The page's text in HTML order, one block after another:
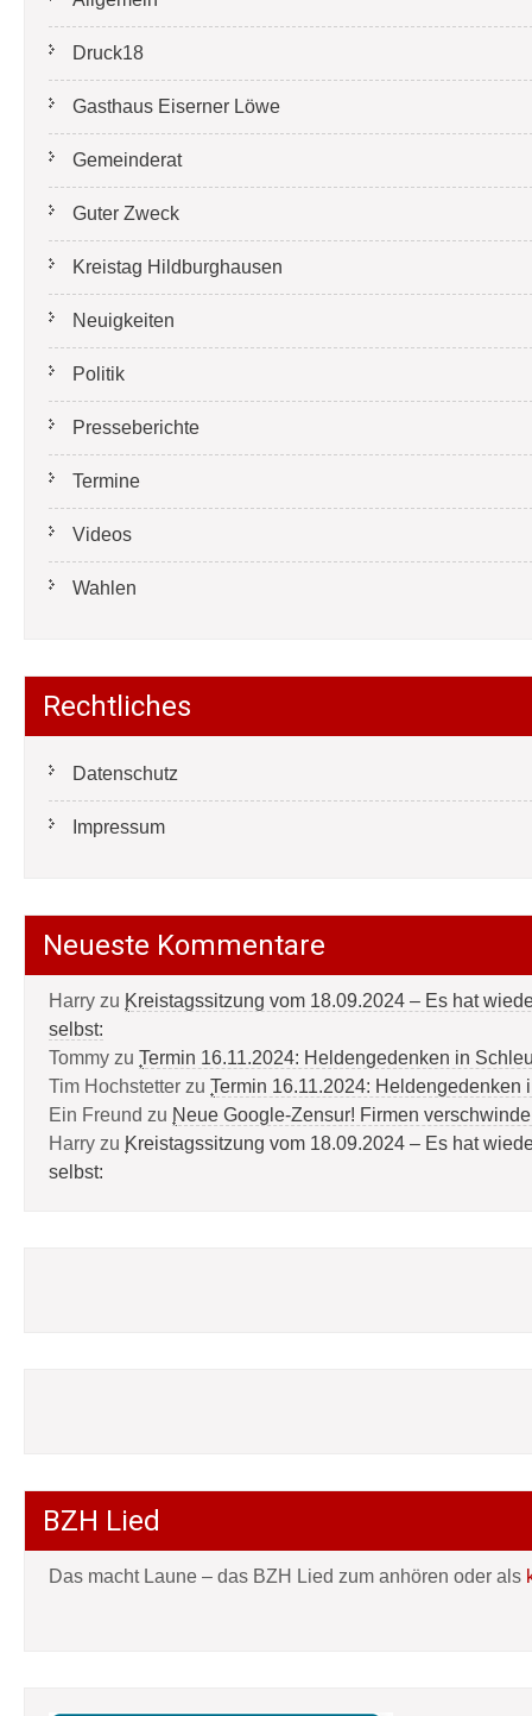
Druck18
Gasthaus Eiserner Löwe
Gemeinderat
Guter Zweck
Kreistag Hildburghausen
Neuigkeiten
Politik
Presseberichte
Termine
Videos
Wahlen
Rechtliches
Datenschutz
Impressum
Neueste Kommentare
Harry zu Kreistagssitzung vom 18.09.2024 – Es hat
selbst:
Tommy zu Termin 16.11.2024: Heldengedenken in
Tim Hochstetter zu Termin 16.11.2024: Heldengedenken
Ein Freund zu Neue Google-Zensur! Firmen
Harry zu Kreistagssitzung vom 18.09.2024 – Es hat
selbst:
BZH Lied
Das macht Laune – das BZH Lied zum anhören oder als